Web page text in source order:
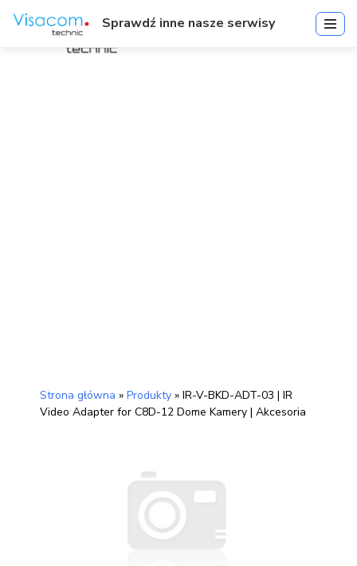
Strona główna » Produkty » IR-V-BKD-ADT-03 | IR
Video Adapter for C8D-12 Dome Kamery | Akcesoria
Sprawdź inne nasze serwisy